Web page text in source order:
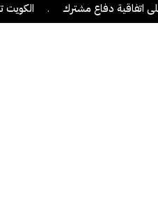
مشترك . الكويت تدين